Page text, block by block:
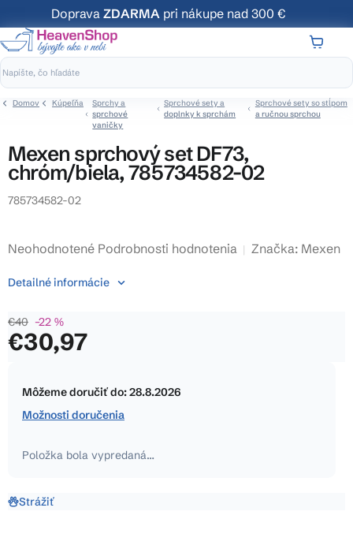
na
obsah
Doprava ZDARMA pri nákupe nad 300 €
Domov Kúpeľňa
Sprchy a
sprchové
vaničky
Sprchové sety a
doplnky k sprchám
Sprchové sety so stĺpom
a ručnou sprchou
Mexen sprchový set DF73,
chróm/biela, 785734582-02
785734582-02
Priemerné
produktu
0,0
z
Neohodnotené Podrobnosti hodnotenia Značka: Mexen
€40 –22 %
€30,97
cena:
Môžeme doručiť do:28.8.2026
Možnosti doručenia
Položka bola vypredaná…
Detailné informácie
Strážiť